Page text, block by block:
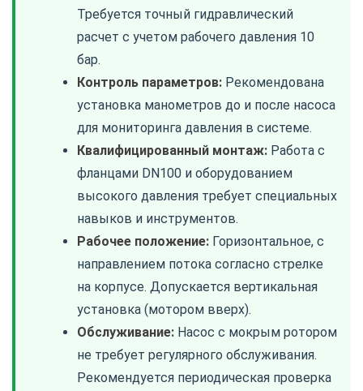
Требуется точный гидравлический
расчет с учетом рабочего давления 10
бар.
Контроль параметров: Рекомендована
установка манометров до и после насоса
для мониторинга давления в системе.
Квалифицированный монтаж: Работа с
фланцами DN100 и оборудованием
высокого давления требует специальных
навыков и инструментов.
Рабочее положение: Горизонтальное, с
направлением потока согласно стрелке
на корпусе. Допускается вертикальная
установка (мотором вверх).
Обслуживание: Насос с мокрым ротором
не требует регулярного обслуживания.
Рекомендуется периодическая проверка